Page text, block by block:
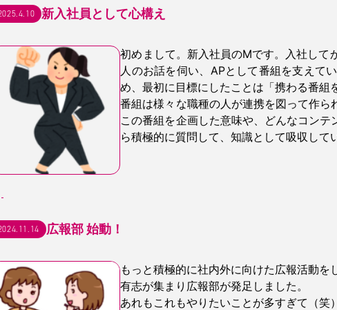
新入社員として心構え
初めまして。新入社員のMです。入社して
人のお話を伺い、APとして番組を支えて
め、最初に目標にしたことは「携わる番組
番組は様々な職種の人が連携を図って作ら
この番組を企画した意味や、どんなコン
ら積極的に質問して、知識として吸収して
広報部 始動！
もっと積極的に社内外に向けた広報活動を
有志が集まり広報部が発足しました。
あれもこれもやりたいことが多すぎて（笑）